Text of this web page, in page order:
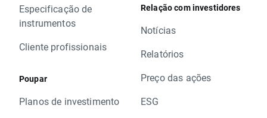
Especificação de
instrumentos
Cliente profissionais
Poupar
Planos de investimento
Relação com investidores
Notícias
Relatórios
Preço das ações
ESG